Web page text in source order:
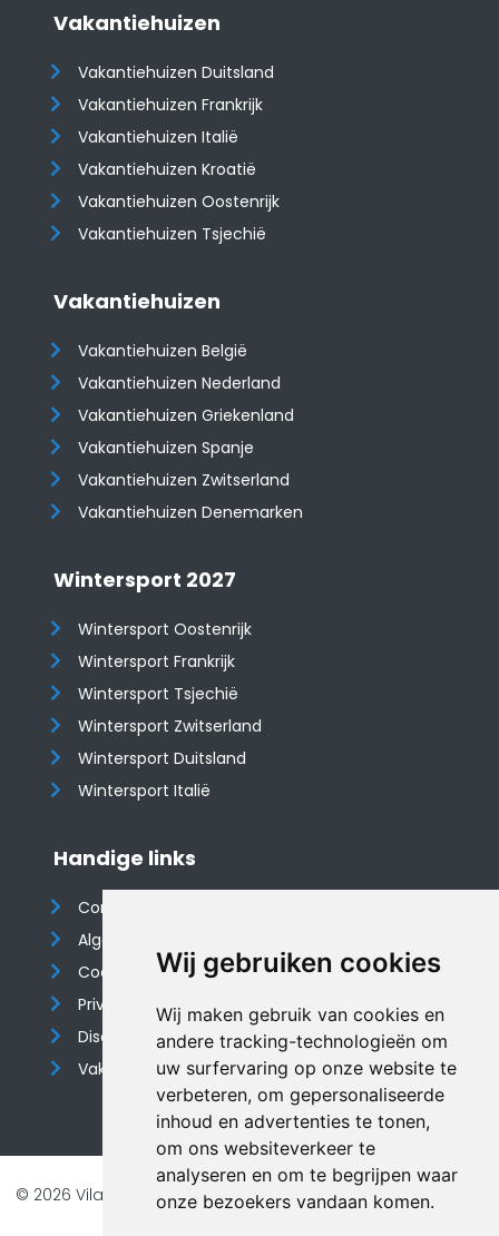
Wij gebruiken cookies
Wij maken gebruik van cookies en
andere tracking-technologieën om
uw surfervaring op onze website te
verbeteren, om gepersonaliseerde
inhoud en advertenties te tonen,
om ons websiteverkeer te
analyseren en om te begrijpen waar
onze bezoekers vandaan komen.
Vakantiehuizen
Vakantiehuizen Duitsland
Vakantiehuizen Frankrijk
Vakantiehuizen Italië
Vakantiehuizen Kroatië
​​​​​​​Vakantiehuizen Oostenrijk
Vakantiehuizen Tsjechië
Vakantiehuizen
Vakantiehuizen België
Vakantiehuizen Nederland
Vakantiehuizen Griekenland
Vakantiehuizen Spanje
​​​​​​​Vakantiehuizen Zwitserland
Vakantiehuizen Denemarken
Wintersport 2027
Wintersport Oostenrijk
Wintersport Frankrijk
Wintersport Tsjechië
Wintersport Zwitserland
Wintersport Duitsland
Wintersport Italië
Handige links
Contact
Algemene voorwaarden
Cookieverklaring
Privacyverklaring
Disclaimer
Vakantiehuis website
© 2026 Vilando Vakantiehuizen |Website door FalcoTravel